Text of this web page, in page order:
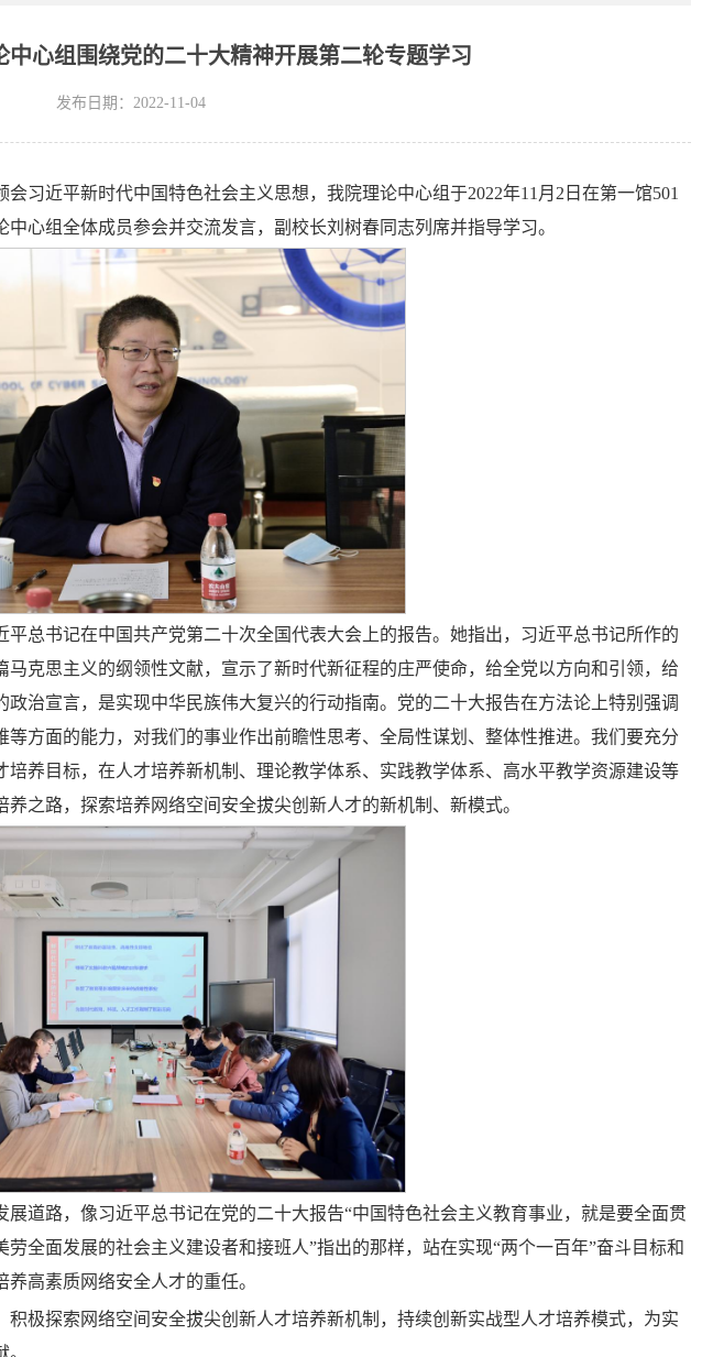
中心组围绕党的二十大精神开展第二轮专题学习
发布日期：2022-11-04
习近平新时代中国特色社会主义思想，我院理论中心组于2022年11月2日在第一馆501
心组全体成员参会并交流发言，副校长刘树春同志列席并指导学习。
总书记在中国共产党第二十次全国代表大会上的报告。她指出，习近平总书记所作的
克思主义的纲领性文献，宣示了新时代新征程的庄严使命，给全党以方向和引领，给
治宣言，是实现中华民族伟大复兴的行动指南。党的二十大报告在方法论上特别强调
方面的能力，对我们的事业作出前瞻性思考、全局性谋划、整体性推进。我们要充分
养目标，在人才培养新机制、理论教学体系、实践教学体系、高水平教学资源建设等
之路，探索培养网络空间安全拔尖创新人才的新机制、新模式。
道路，像习近平总书记在党的二十大报告“中国特色社会主义教育事业，就是要全面贯
全面发展的社会主义建设者和接班人”指出的那样，站在实现“两个一百年”奋斗目标和
高素质网络安全人才的重任。
极探索网络空间安全拔尖创新人才培养新机制，持续创新实战型人才培养模式，为实